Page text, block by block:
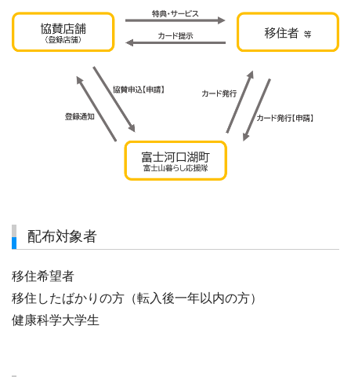
配布対象者
移住希望者
移住したばかりの方（転入後一年以内の方）
健康科学大学生